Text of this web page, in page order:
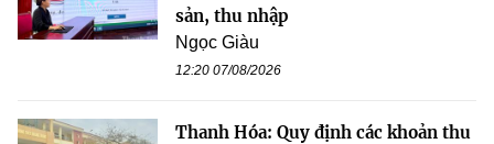
sản, thu nhập
Ngọc Giàu
12:20 07/08/2026
Thanh Hóa: Quy định các khoản thu